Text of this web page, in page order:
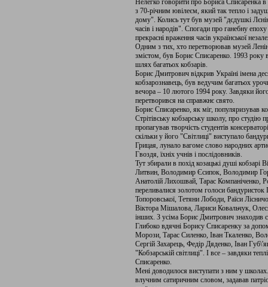
Нелегко говорити про Бориса Списаренка
з 70-річним ювілеєм, який так тепло і
дому". Колись тут був музей "дєдушкі
часів і народів". Спогади про ганебну
прекрасні враження часів української
Одним з тих, хто перетворював музей
змістом, був Борис Списаренко. 1993 року
шлях багатьох кобзарів.
Борис Дмитрович відкрив Україні імена
кобзарознавець, був ведучим багатьох
вечора – 10 лютого 1994 року. Завдяки
перетворився на справжнє свято.
Борис Списаренко, як міг, популяризував
Стрітівську кобзарську школу, про студію
пропагував творчість студентів
скільки у його "Світлиці" виступало
Грицая, лунало вагоме слово народних
Гвоздя, їхніх учнів і послідовників.
Тут збирали в похід козацькі душі
Литвин, Володимир Єсипок, Володимир
Анатолій Лихошвай, Тарас Компаніченко,
переливалися золотом голоси
Топоровської, Тетяни Лободи, Раїси
Віктора Мішалова, Лариси Ковальчук,
інших. З усіма Борис Дмитрович знаходив
Глибоко вдячні Борису Списаренку за
Морози, Тарас Силенко, Іван Ткаленко,
Сергій Захарець, Федір Дяденко, Іван
"Кобзарській світлиці". І все – завдяки
Списаренко.
Мені доводилося виступати з ним у
влучним сатиричним словом, задавав